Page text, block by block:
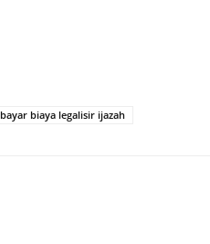
biaya legalisir ijazah